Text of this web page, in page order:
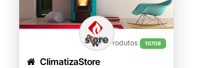
Produtos 10708
ClimatizaStore